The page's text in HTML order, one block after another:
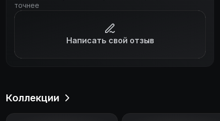
точнее
Написать свой отзыв
Коллекции